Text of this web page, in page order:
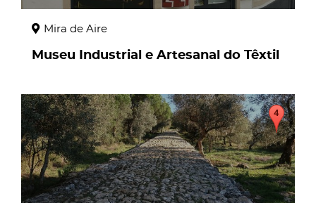
Mira de Aire
Museu Industrial e Artesanal do Têxtil
page